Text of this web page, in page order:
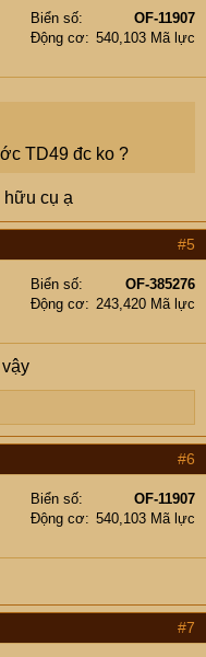
Biển số
OF-11907
Động cơ
540,103 Mã lực
TD49 đc ko ?
hữu cụ ạ
#5
Biển số
OF-385276
Động cơ
243,420 Mã lực
#6
Biển số
OF-11907
Động cơ
540,103 Mã lực
#7